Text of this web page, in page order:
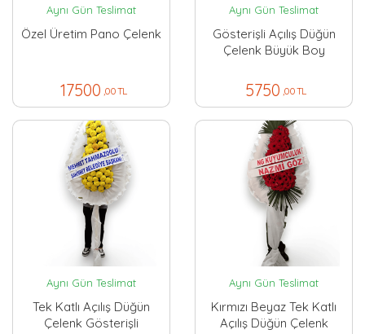
Aynı Gün Teslimat
Özel Üretim Pano Çelenk
17500 ,00 TL
Aynı Gün Teslimat
Gösterişli Açılış Düğün
Çelenk Büyük Boy
5750 ,00 TL
Aynı Gün Teslimat
Tek Katlı Açılış Düğün
Çelenk Gösterişli
Aynı Gün Teslimat
Kırmızı Beyaz Tek Katlı
Açılış Düğün Çelenk